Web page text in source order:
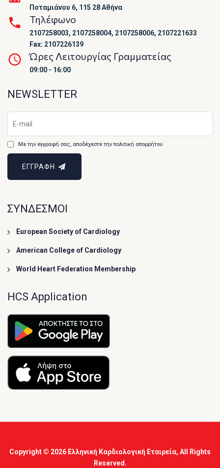
Ποταμιάνου 6, 115 28 Αθήνα
Τηλέφωνο
2107258003, 2107258004, 2107258006, 2107221633
Fax: 2107226139
Ώρες Λειτουργίας Γραμματείας
09:00 - 16:00
NEWSLETTER
Με την εγγραφή σας, αποδέχεστε την πολιτική απορρήτου
ΕΓΓΡΑΦΗ
ΣΥΝΔΕΣΜΟΙ
European Society of Cardiology
American College of Cardiology
World Heart Federation Membership
HCS Application
Copyright © 2026 Ελληνική Καρδιολογική Εταιρεία, All Rights
Reserved.